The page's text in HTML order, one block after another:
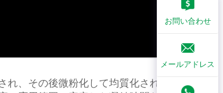
、その後微粉化して均質化され、
お問い合わせ
メールアドレス